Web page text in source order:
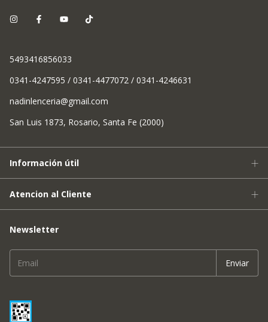
5493416856033
0341-4247595 / 0341-4477072 / 0341-4246631
nadinlenceria@gmail.com
San Luis 1873, Rosario, Santa Fe (2000)
Información útil
Atencion al Cliente
Newsletter